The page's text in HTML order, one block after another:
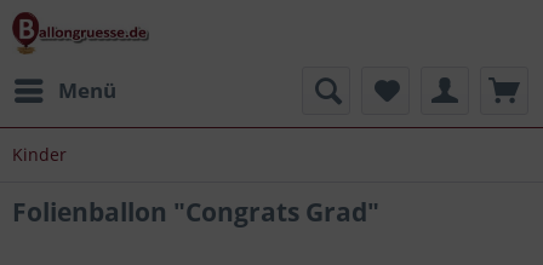
Menü
Kinder
Folienballon "Congrats Grad"